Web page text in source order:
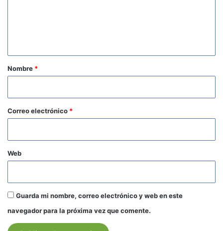
r
o
*
Nombre *
Correo electrónico *
Web
Guarda mi nombre, correo electrónico y web en este
navegador para la próxima vez que comente.